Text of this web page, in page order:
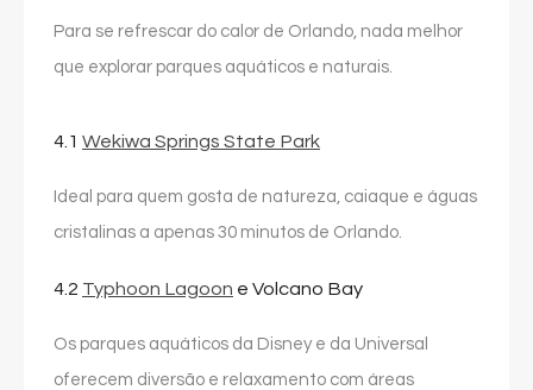
Para se refrescar do calor de Orlando, nada melhor
que explorar parques aquáticos e naturais.
4.1 Wekiwa Springs State Park
Ideal para quem gosta de natureza, caiaque e águas
cristalinas a apenas 30 minutos de Orlando.
4.2 Typhoon Lagoon e Volcano Bay
Os parques aquáticos da Disney e da Universal
oferecem diversão e relaxamento com áreas